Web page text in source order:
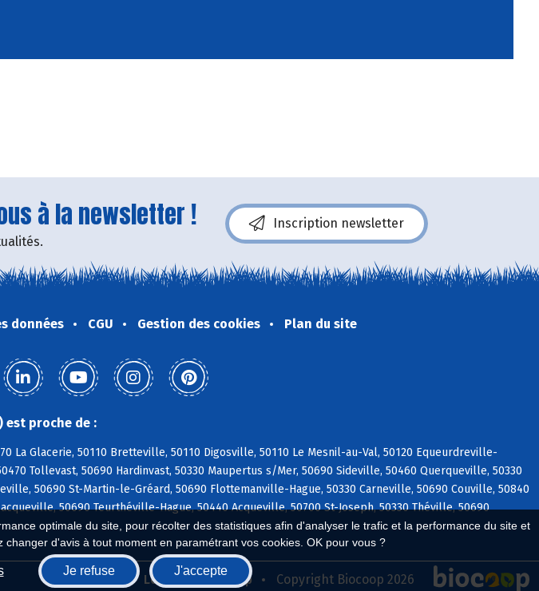
optimale du site, pour récolter des statistiques afin d'analyser le trafic et la performance du site et
d'avis à tout moment en paramétrant vos cookies. OK pour vous ?
Je refuse J'accepte
à la newsletter ! Inscription newsletter
données CGU Gestion des cookies Plan du site
est proche de :
La Glacerie, 50110 Bretteville, 50110 Digosville, 50110 Le Mesnil-au-Val, 50120 Equeurdreville-
Tollevast, 50690 Hardinvast, 50330 Maupertus s/Mer, 50690 Sideville, 50460 Querqueville, 50330
50690 St-Martin-le-Gréard, 50690 Flottemanville-Hague, 50330 Carneville, 50690 Couville, 50840
50690 Teurthéville-Hague, 50440 Acqueville, 50700 St-Joseph, 50330 Théville, 50690
Biocoop.fr Le réseau Biocoop Copyright Biocoop 2026